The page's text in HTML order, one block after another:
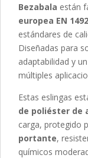
Bezabala están
europea EN
estándares de
Diseñadas para
adaptabilidad y
múltiples
Estas eslingas
de poliéster de
carga, protegido
portante,
químicos